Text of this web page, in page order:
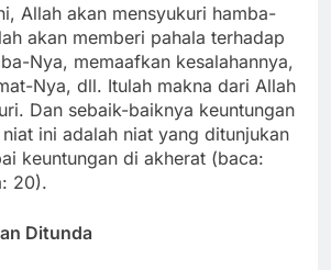
Allah akan mensyukuri hamba-
akan memberi pahala terhadap
Nya, memaafkan kesalahannya,
Nya, dll. Itulah makna dari Allah
Dan sebaik-baiknya keuntungan
ini adalah niat yang ditunjukan
keuntungan di akherat (baca:
20).
Ditunda